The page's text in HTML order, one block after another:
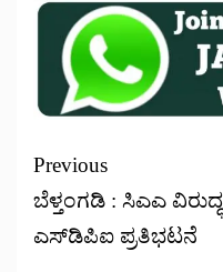
Previous
ಬೆಳ್ತಂಗಡಿ : ಸಿಎಎ ವಿರುದ್ಧ
ಎಸ್‌ಡಿಪಿಐ ಪ್ರತಿಭಟನೆ